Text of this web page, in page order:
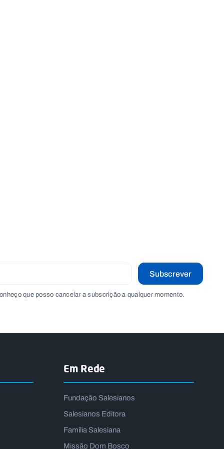
que posso cancelar a subscrição a qualquer momento.
Subscrever
Em Rede
Fundação Salesianos
Salesianos Editora
Família Salesiana
Missão Dom Bosco